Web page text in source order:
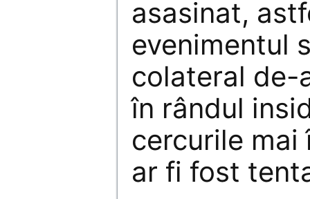
asasinat,
evenimentul
colateral de-
în rândul
cercurile
ar fi fost